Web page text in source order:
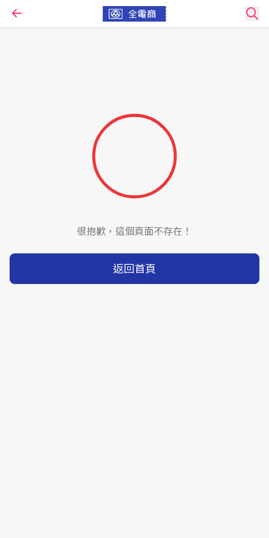
很抱歉，這個頁面不存在！
返回首頁